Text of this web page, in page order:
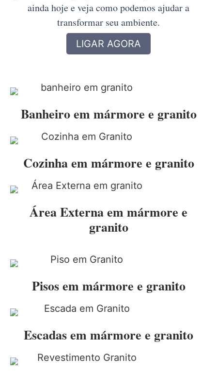
ainda hoje e veja como podemos ajudar a
transformar seu ambiente.
LIGAR AGORA
Banheiro em mármore e granito
Cozinha em mármore e granito
Área Externa em mármore e
granito
Pisos em mármore e granito
Escadas em mármore e granito